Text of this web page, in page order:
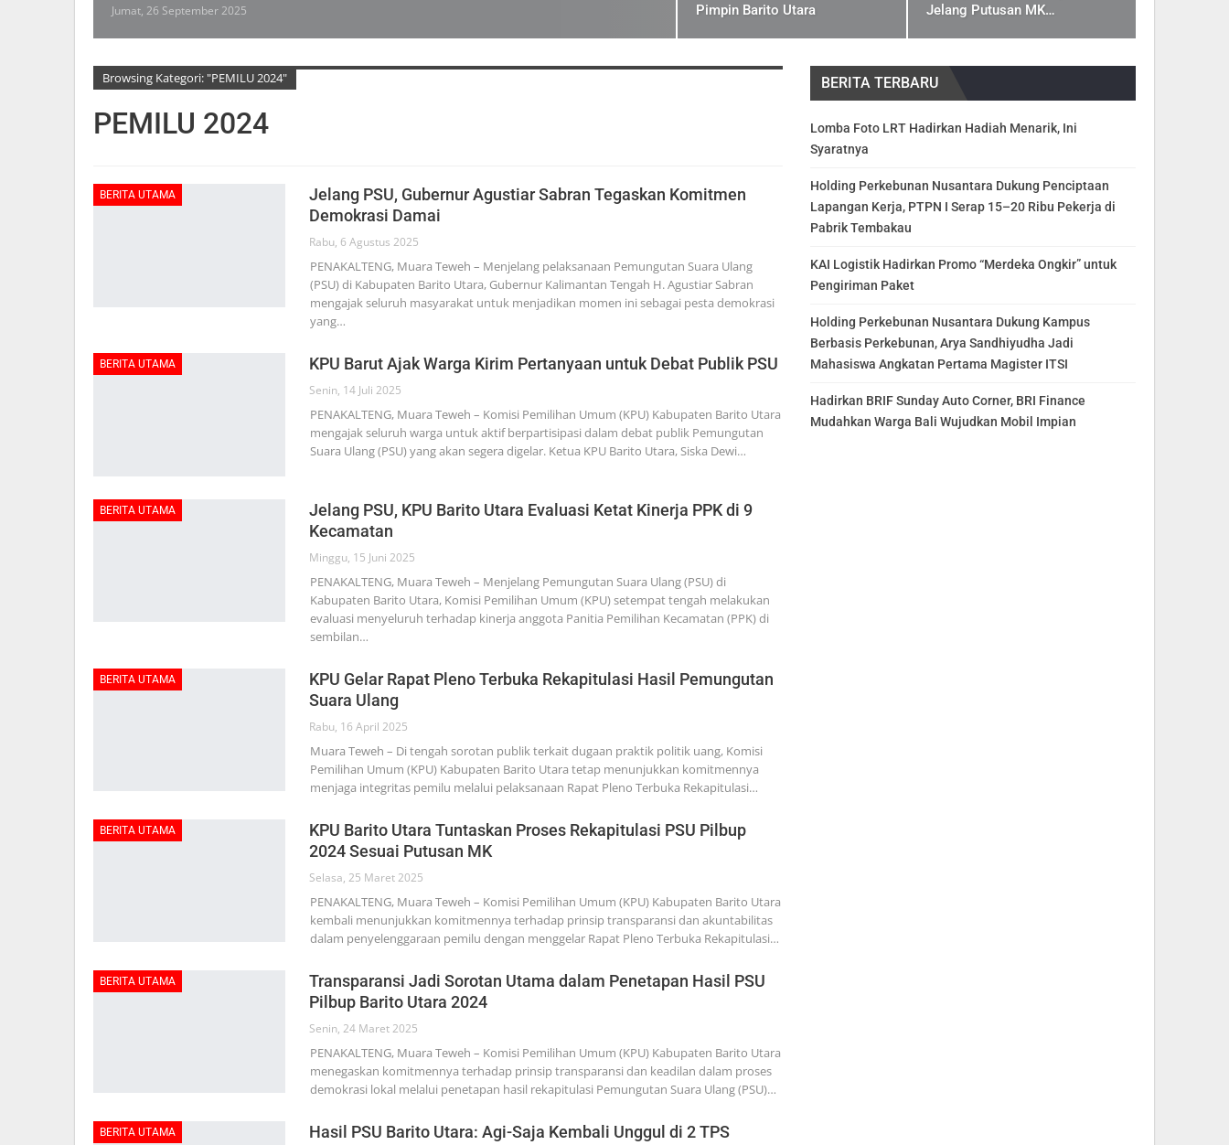
Jumat, 26 September 2025
Pimpin Barito Utara
Jelang Putusan MK…
Browsing Kategori: "PEMILU 2024"
PEMILU 2024
BERITA UTAMA
Jelang PSU, Gubernur Agustiar Sabran Tegaskan Komitmen
Demokrasi Damai
Rabu, 6 Agustus 2025
PENAKALTENG, Muara Teweh – Menjelang pelaksanaan Pemungutan Suara Ulang
(PSU) di Kabupaten Barito Utara, Gubernur Kalimantan Tengah H. Agustiar Sabran
mengajak seluruh masyarakat untuk menjadikan momen ini sebagai pesta demokrasi
yang…
BERITA UTAMA KPU Barut Ajak Warga Kirim Pertanyaan untuk Debat Publik PSU
Senin, 14 Juli 2025
PENAKALTENG, Muara Teweh – Komisi Pemilihan Umum (KPU) Kabupaten Barito Utara
mengajak seluruh warga untuk aktif berpartisipasi dalam debat publik Pemungutan
Suara Ulang (PSU) yang akan segera digelar. Ketua KPU Barito Utara, Siska Dewi…
BERITA UTAMA
Jelang PSU, KPU Barito Utara Evaluasi Ketat Kinerja PPK di 9
Kecamatan
Minggu, 15 Juni 2025
PENAKALTENG, Muara Teweh – Menjelang Pemungutan Suara Ulang (PSU) di
Kabupaten Barito Utara, Komisi Pemilihan Umum (KPU) setempat tengah melakukan
evaluasi menyeluruh terhadap kinerja anggota Panitia Pemilihan Kecamatan (PPK) di
sembilan…
BERITA UTAMA
KPU Gelar Rapat Pleno Terbuka Rekapitulasi Hasil Pemungutan
Suara Ulang
Rabu, 16 April 2025
Muara Teweh – Di tengah sorotan publik terkait dugaan praktik politik uang, Komisi
Pemilihan Umum (KPU) Kabupaten Barito Utara tetap menunjukkan komitmennya
menjaga integritas pemilu melalui pelaksanaan Rapat Pleno Terbuka Rekapitulasi…
BERITA UTAMA
KPU Barito Utara Tuntaskan Proses Rekapitulasi PSU Pilbup
2024 Sesuai Putusan MK
Selasa, 25 Maret 2025
PENAKALTENG, Muara Teweh – Komisi Pemilihan Umum (KPU) Kabupaten Barito Utara
kembali menunjukkan komitmennya terhadap prinsip transparansi dan akuntabilitas
dalam penyelenggaraan pemilu dengan menggelar Rapat Pleno Terbuka Rekapitulasi…
BERITA UTAMA
Transparansi Jadi Sorotan Utama dalam Penetapan Hasil PSU
Pilbup Barito Utara 2024
Senin, 24 Maret 2025
PENAKALTENG, Muara Teweh – Komisi Pemilihan Umum (KPU) Kabupaten Barito Utara
menegaskan komitmennya terhadap prinsip transparansi dan keadilan dalam proses
demokrasi lokal melalui penetapan hasil rekapitulasi Pemungutan Suara Ulang (PSU)…
BERITA UTAMA Hasil PSU Barito Utara: Agi-Saja Kembali Unggul di 2 TPS
BERITA TERBARU
Lomba Foto LRT Hadirkan Hadiah Menarik, Ini
Syaratnya
Holding Perkebunan Nusantara Dukung Penciptaan
Lapangan Kerja, PTPN I Serap 15–20 Ribu Pekerja di
Pabrik Tembakau
KAI Logistik Hadirkan Promo “Merdeka Ongkir” untuk
Pengiriman Paket
Holding Perkebunan Nusantara Dukung Kampus
Berbasis Perkebunan, Arya Sandhiyudha Jadi
Mahasiswa Angkatan Pertama Magister ITSI
Hadirkan BRIF Sunday Auto Corner, BRI Finance
Mudahkan Warga Bali Wujudkan Mobil Impian